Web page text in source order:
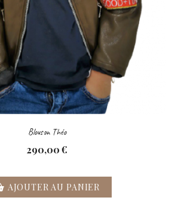
Blouson Théo
290,00€
AJOUTER AU PANIER